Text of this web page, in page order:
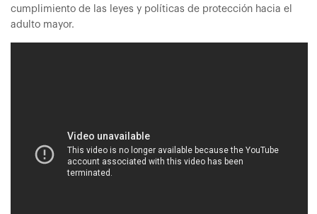
cumplimiento de las leyes y políticas de protección hacia el
adulto mayor.